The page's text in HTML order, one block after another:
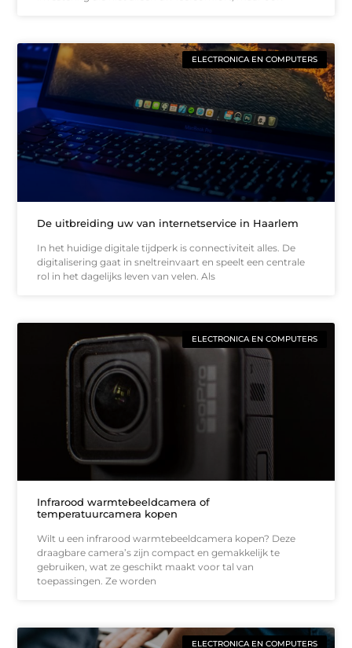
ELECTRONICA EN COMPUTERS
De uitbreiding uw van internetservice in Haarlem
In het huidige digitale tijdperk is connectiviteit alles. De
digitalisering gaat in sneltreinvaart en speelt een centrale
rol in het dagelijks leven van velen. Als
ELECTRONICA EN COMPUTERS
Infrarood warmtebeeldcamera of
temperatuurcamera kopen
Wilt u een infrarood warmtebeeldcamera kopen? Deze
draagbare camera’s zijn compact en gemakkelijk te
gebruiken, wat ze geschikt maakt voor tal van
toepassingen. Ze worden
ELECTRONICA EN COMPUTERS